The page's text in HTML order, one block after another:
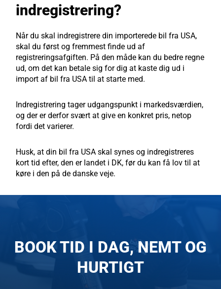
indregistrering?
Når du skal indregistrere din importerede bil fra USA,
skal du først og fremmest finde ud af
registreringsafgiften. På den måde kan du bedre regne
ud, om det kan betale sig for dig at kaste dig ud i
import af bil fra USA til at starte med.
Indregistrering tager udgangspunkt i markedsværdien,
og der er derfor svært at give en konkret pris, netop
fordi det varierer.
Husk, at din bil fra USA skal synes og indregistreres
kort tid efter, den er landet i DK, før du kan få lov til at
køre i den på de danske veje.
BOOK TID I DAG, NEMT OG
HURTIGT